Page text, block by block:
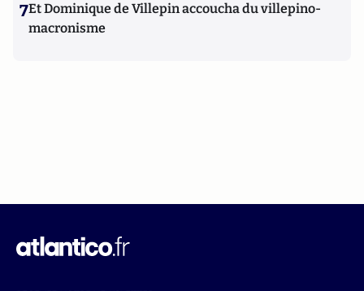
7Et Dominique de Villepin accoucha du villepino-
macronisme